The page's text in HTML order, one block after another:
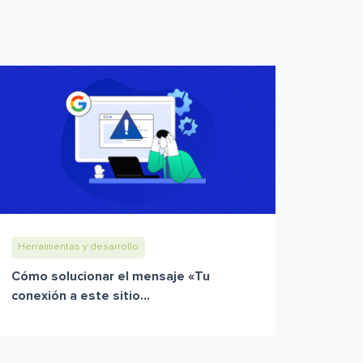
Herramientas y desarrollo
Cómo solucionar el mensaje «Tu
conexión a este sitio...